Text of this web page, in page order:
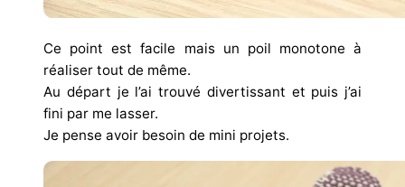
Ce point est facile mais un poil monotone à
réaliser tout de même.
Au départ je l’ai trouvé divertissant et puis j’ai
fini par me lasser.
Je pense avoir besoin de mini projets.